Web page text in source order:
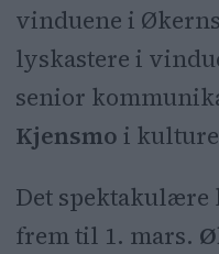
vinduene i
lyskastere i
senior
Kjensmo i
Det
frem til 1. mars.